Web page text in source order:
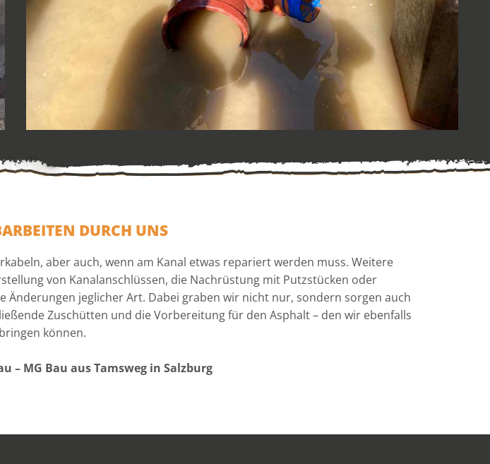
DURCH UNS
aber auch, wenn am Kanal etwas repariert werden muss. Weitere
von Kanalanschlüssen, die Nachrüstung mit Putzstücken oder
jeglicher Art. Dabei graben wir nicht nur, sondern sorgen auch
Zuschütten und die Vorbereitung für den Asphalt – den wir ebenfalls
können.
– MG Bau aus Tamsweg in Salzburg